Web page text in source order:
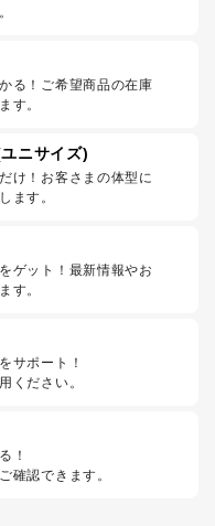
る！ご希望商品の在庫
す。
ニサイズ)
け！お客さまの体型に
ます。
ゲット！最新情報やお
す。
サポート！
ください。
！
確認できます。